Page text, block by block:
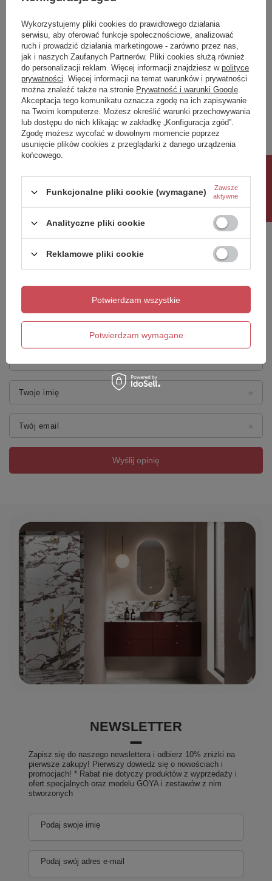
produkcji (dni):
Gwarancja w miesiącach 24
kolor chrom
Potrzebujesz pomocy? Masz pytania?
Zadaj pytanie a my odpowiemy niezwłocznie,
najciekawsze pytania i odpowiedzi publikując
dla innych.
Zadaj pytanie
Treść twojej opinii
Twoje imię
Twój email
Wyślij opinię
NEWSLETTER
Zapisz się do naszego newslettera i odbierz 10% zniżki na
pierwsze zakupy! Pierwszy dowiedz się o nowościach i
promocjach! * Rabat nie dotyczy produktów z wyprzedaży i
ofert specjalnych oraz modelu GOYA i zestawów z nim
stworzonych
Podaj swoje imię
Podaj swój adres e-mail
Wykorzystujemy pliki cookies do prawidłowego działania
serwisu, aby oferować funkcje społecznościowe, analizować
ruch i prowadzić działania marketingowe - zarówno przez nas,
jak i naszych Zaufanych Partnerów. Pliki cookies służą również
do personalizacji reklam. Więcej informacji znajdziesz w polityce
prywatności . Więcej informacji na temat warunków i prywatności
można znaleźć także na stronie Prywatność i warunki Google
Akceptacja tego komunikatu oznacza zgodę na ich zapisywanie
na Twoim komputerze. Możesz określić warunki przechowywania
lub dostępu do nich klikając w zakładkę „Konfiguracja zgód”.
Zgodę możesz wycofać w dowolnym momencie poprzez
usunięcie plików cookies z przeglądarki z danego urządzenia
końcowego.
Funkcjonalne pliki cookie (wymagane)
Zawsze
aktywne
Analityczne pliki cookie
Reklamowe pliki cookie
Potwierdzam wymagane
Potwierdzam wszystkie